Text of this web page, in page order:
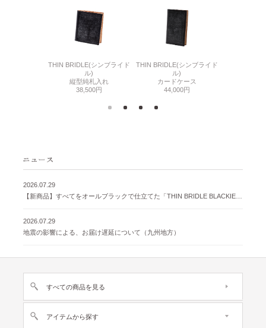
THIN BRIDLE(シンブライド
ル)
縦型純札入れ
38,500円
THIN BRIDLE(シンブライド
ル)
カードケース
44,000円
2026.07.29
2026.07.29
地震の影響による、お届け遅延について（九州地方）
すべての商品を見る
アイテムから探す